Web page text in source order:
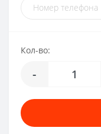
Кол-во:
-